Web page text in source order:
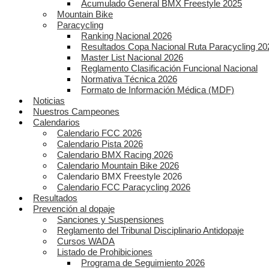
Acumulado General BMX Freestyle 2025
Mountain Bike
Paracycling
Ranking Nacional 2026
Resultados Copa Nacional Ruta Paracycling
Master List Nacional 2026
Reglamento Clasificación Funcional Nacional
Normativa Técnica 2026
Formato de Información Médica (MDF)
Noticias
Nuestros Campeones
Calendarios
Calendario FCC 2026
Calendario Pista 2026
Calendario BMX Racing 2026
Calendario Mountain Bike 2026
Calendario BMX Freestyle 2026
Calendario FCC Paracycling 2026
Resultados
Prevención al dopaje
Sanciones y Suspensiones
Reglamento del Tribunal Disciplinario Antidopaje
Cursos WADA
Listado de Prohibiciones
Programa de Seguimiento 2026